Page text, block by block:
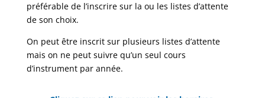
préférable de l’inscrire sur la ou les listes d’attente
de son choix.
On peut être inscrit sur plusieurs listes d’attente
mais on ne peut suivre qu’un seul cours
d’instrument par année.